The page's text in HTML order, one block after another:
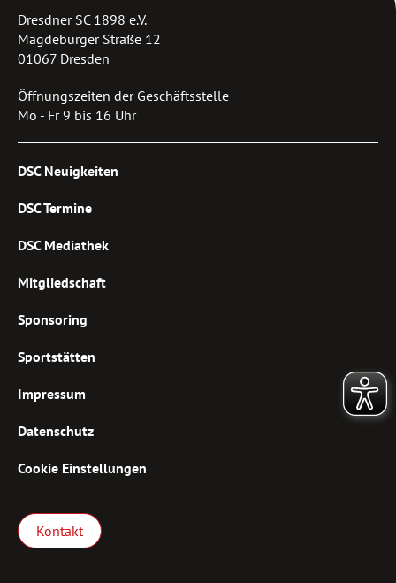
Dresdner SC 1898 e.V.
Magdeburger Straße 12
01067 Dresden
Öffnungszeiten der Geschäftsstelle
Mo - Fr 9 bis 16 Uhr
DSC Neuigkeiten
DSC Termine
DSC Mediathek
Mitgliedschaft
Sponsoring
Sportstätten
Impressum
Datenschutz
Cookie Einstellungen
Kontakt